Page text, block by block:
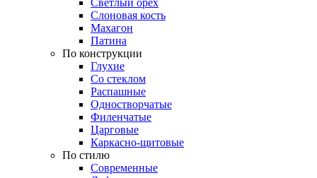
Слоновая кость
Махагон
Патина
По конструкции
Глухие
Со стеклом
Распашные
Одностворчатые
Филенчатые
Царговые
Каркасно-щитовые
По стилю
Современные